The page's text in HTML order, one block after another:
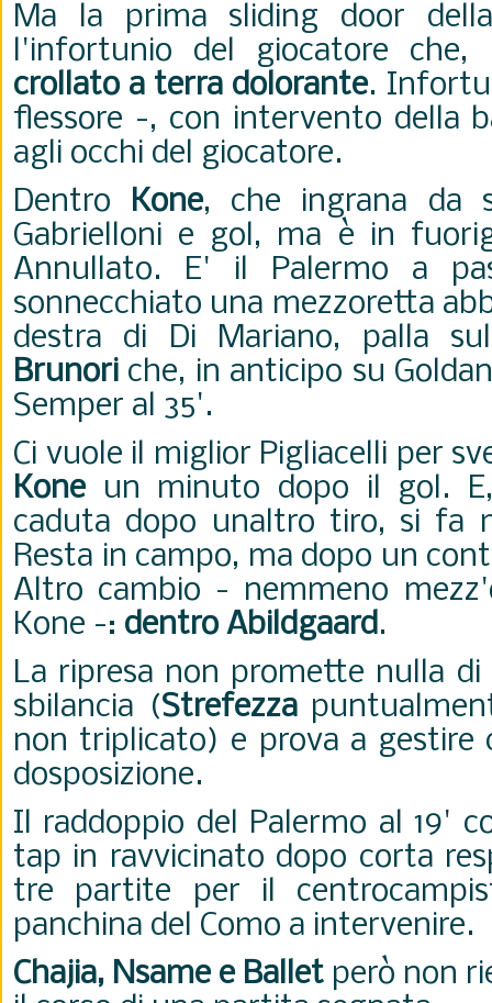
Ma la prima sliding door
l'infortunio del giocatore
crollato a terra dolorante.
flessore -, con intervento della
agli occhi del giocatore.
Dentro Kone, che ingrana da
Gabrielloni e gol, ma è in
Annullato. E' il Palermo a
sonnecchiato una mezzoretta
destra di Di Mariano, palla
Brunori che, in anticipo su
Semper al 35'.
Ci vuole il miglior Pigliacelli per
Koneun minuto dopo il gol. E,
caduta dopo unaltro tiro, si fa
Resta in campo, ma dopo un
Altro cambio - nemmeno
Kone -: dentro Abildgaard.
La ripresa non promette nulla di
sbilancia (Strefezza
non triplicato) e prova a gestire
dosposizione.
Il raddoppio del Palermo al 19'
tap in ravvicinato dopo corta
tre partite per il
panchina del Como a intervenire.
Chajia, Nsame e Ballet però non